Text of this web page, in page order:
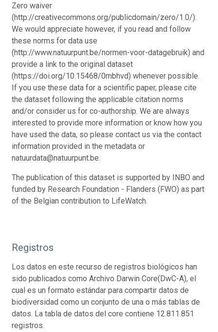
Zero waiver
(http://creativecommons.org/publicdomain/zero/1.0/).
We would appreciate however, if you read and follow
these norms for data use
(http://www.natuurpunt.be/normen-voor-datagebruik) and
provide a link to the original dataset
(https://doi.org/10.15468/0mbhvd) whenever possible.
If you use these data for a scientific paper, please cite
the dataset following the applicable citation norms
and/or consider us for co-authorship. We are always
interested to provide more information or know how you
have used the data, so please contact us via the contact
information provided in the metadata or
natuurdata@natuurpunt.be.
The publication of this dataset is supported by INBO and
funded by Research Foundation - Flanders (FWO) as part
of the Belgian contribution to LifeWatch.
Registros
Los datos en este recurso de registros biológicos han
sido publicados como Archivo Darwin Core(DwC-A), el
cual es un formato estándar para compartir datos de
biodiversidad como un conjunto de una o más tablas de
datos. La tabla de datos del core contiene 12.811.851
registros.